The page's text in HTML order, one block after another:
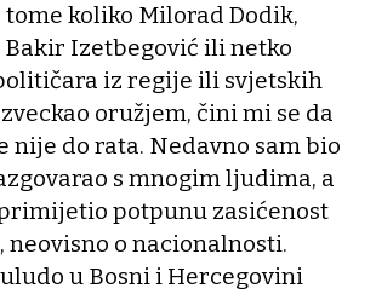
tome koliko Milorad Dodik,
Bakir Izetbegović ili netko
iz regije ili svjetskih
oružjem, čini mi se da
nije do rata. Nedavno sam bio
s mnogim ljudima, a
potpunu zasićenost
neovisno o nacionalnosti.
u Bosni i Hercegovini